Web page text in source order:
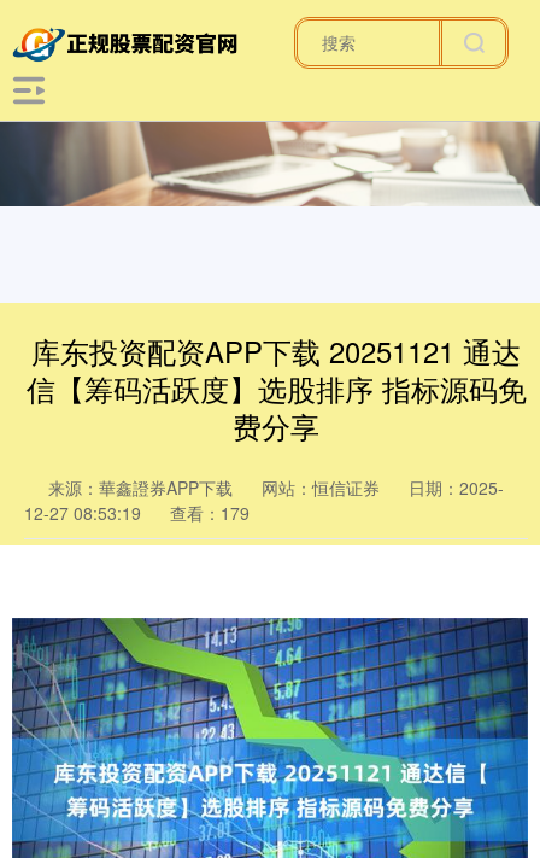
库东投资配资APP下载 20251121 通达
信【筹码活跃度】选股排序 指标源码免
费分享
来源：華鑫證券APP下载 网站：恒信证券
日期：2025-
12-27 08:53:19
查看：179